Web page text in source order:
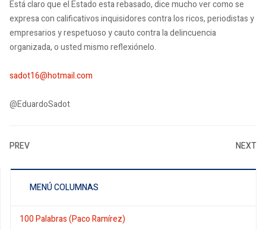
Está claro que el Estado esta rebasado, dice mucho ver como se
expresa con calificativos inquisidores contra los ricos, periodistas y
empresarios y respetuoso y cauto contra la delincuencia
organizada, o usted mismo reflexiónelo.
sadot16@hotmail.com
@EduardoSadot
PREV NEXT
MENÚ COLUMNAS
100 Palabras (Paco Ramírez)